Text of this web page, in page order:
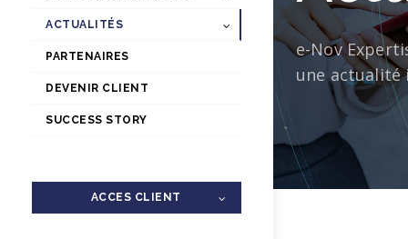
ACTUALITÉS
PARTENAIRES
DEVENIR CLIENT
SUCCESS STORY
ACCES CLIENT
e-Nov
une actualité